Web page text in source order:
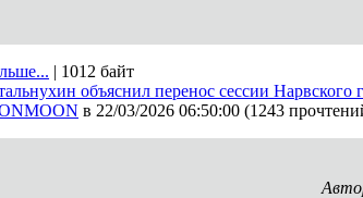
| 1012 байт
объяснил перенос сессии Нарвского
в 22/03/2026 06:50:00 (1243